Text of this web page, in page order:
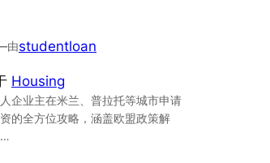
由studentloan
Housing
企业主在米兰、普拉托等城市申请
的全方位攻略，涵盖欧盟政策解
…